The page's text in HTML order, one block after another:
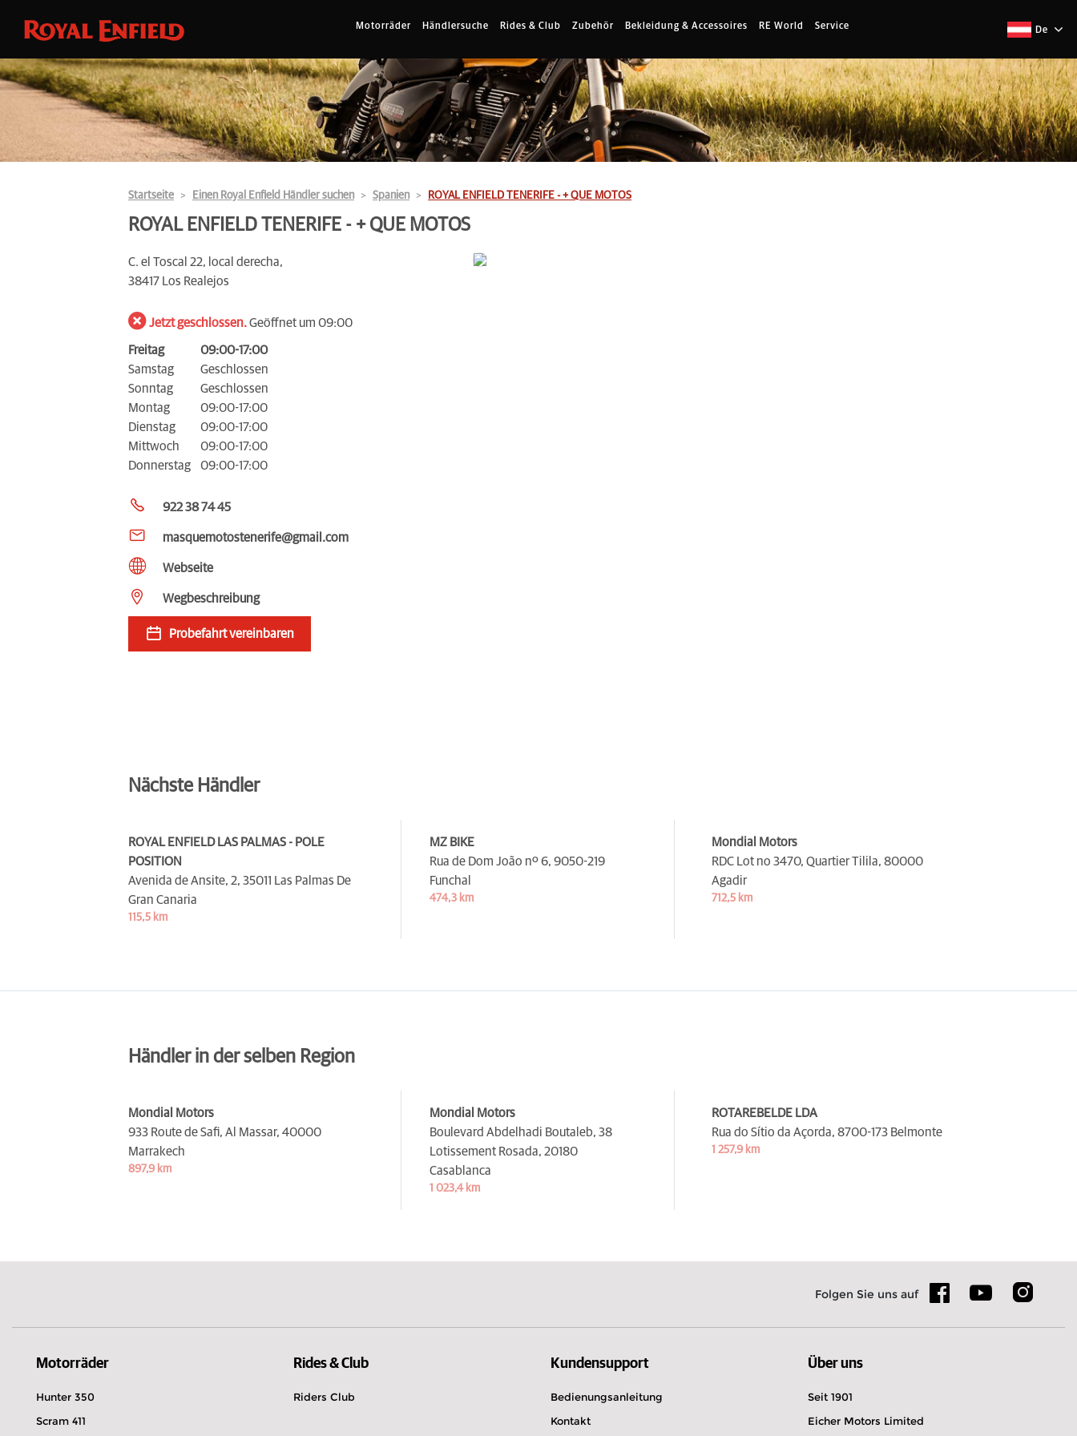
Motorräder Händlersuche Rides & Club Zubehör Bekleidung & Accessoires RE World Service De
Startseite Einen Royal Enfield Händler suchen Spanien ROYAL ENFIELD TENERIFE - + QUE MOTOS
ROYAL ENFIELD TENERIFE - + QUE MOTOS
C. el Toscal 22, local derecha,
38417 Los Realejos
Jetzt geschlossen.Geöffnet um 09:00
Freitag
09:00-17:00
Samstag
Geschlossen
Sonntag
Geschlossen
Montag
09:00-17:00
Dienstag
09:00-17:00
Mittwoch
09:00-17:00
Donnerstag
09:00-17:00
922 38 74 45
masquemotostenerife@gmail.com
Webseite
Wegbeschreibung
Probefahrt vereinbaren
Nächste Händler
ROYAL ENFIELD LAS PALMAS - POLE
POSITION
Avenida de Ansite, 2, 35011 Las Palmas De
Gran Canaria
115,5 km
MZ BIKE
Rua de Dom João nº 6, 9050-219
Funchal
474,3 km
Mondial Motors
RDC Lot no 3470, Quartier Tilila, 80000
Agadir
712,5 km
Händler in der selben Region
Mondial Motors
933 Route de Safi, Al Massar, 40000
Marrakech
897,9 km
Mondial Motors
Boulevard Abdelhadi Boutaleb, 38
Lotissement Rosada, 20180
Casablanca
1 023,4 km
ROTAREBELDE LDA
Rua do Sítio da Açorda, 8700-173 Belmonte
1 257,9 km
Folgen Sie uns auf
Motorräder
Hunter 350
Scram 411
Rides & Club
Riders Club
Kundensupport
Bedienungsanleitung
Kontakt
Über uns
Seit 1901
Eicher Motors Limited